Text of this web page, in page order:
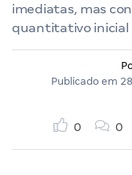
imediatas, mas
quantitativo inicial
Publicado em
0 0